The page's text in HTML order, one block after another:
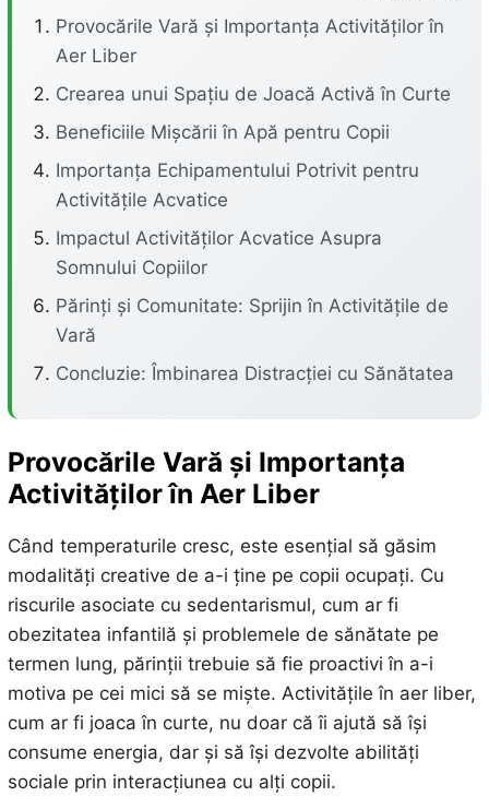
Provocările Vară și Importanța Activităților în
Aer Liber
Crearea unui Spațiu de Joacă Activă în Curte
Beneficiile Mișcării în Apă pentru Copii
Importanța Echipamentului Potrivit pentru
Activitățile Acvatice
Impactul Activităților Acvatice Asupra
Somnului Copiilor
Părinți și Comunitate: Sprijin în Activitățile de
Vară
Concluzie: Îmbinarea Distracției cu Sănătatea
Provocările Vară și Importanța
Activităților în Aer Liber
Când temperaturile cresc, este esențial să găsim
modalități creative de a-i ține pe copii ocupați. Cu
riscurile asociate cu sedentarismul, cum ar fi
obezitatea infantilă și problemele de sănătate pe
termen lung, părinții trebuie să fie proactivi în a-i
motiva pe cei mici să se miște. Activitățile în aer liber,
cum ar fi joaca în curte, nu doar că îi ajută să își
consume energia, dar și să își dezvolte abilități
sociale prin interacțiunea cu alți copii.